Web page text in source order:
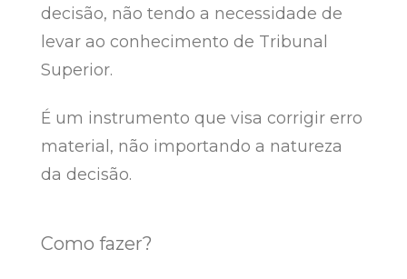
decisão, não tendo a necessidade de
levar ao conhecimento de Tribunal
Superior.
É um instrumento que visa corrigir erro
material, não importando a natureza
da decisão.
Como fazer?